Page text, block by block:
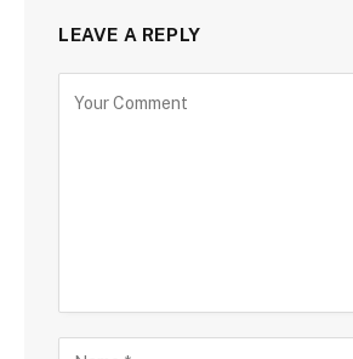
LEAVE A REPLY